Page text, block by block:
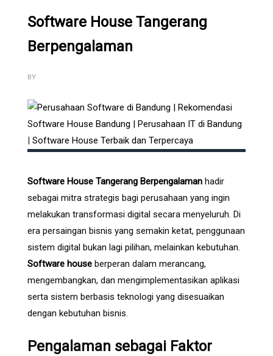
Software House Tangerang
Berpengalaman
BY
Software House Tangerang Berpengalaman hadir
sebagai mitra strategis bagi perusahaan yang ingin
melakukan transformasi digital secara menyeluruh. Di
era persaingan bisnis yang semakin ketat, penggunaan
sistem digital bukan lagi pilihan, melainkan kebutuhan.
Software house berperan dalam merancang,
mengembangkan, dan mengimplementasikan aplikasi
serta sistem berbasis teknologi yang disesuaikan
dengan kebutuhan bisnis.
Pengalaman sebagai Faktor